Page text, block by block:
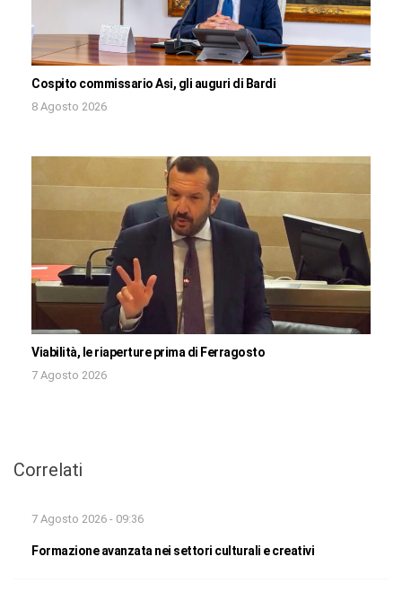
Cospito commissario Asi, gli auguri di Bardi
8 Agosto 2026
Viabilità, le riaperture prima di Ferragosto
7 Agosto 2026
Correlati
7 Agosto 2026 - 09:36
Formazione avanzata nei settori culturali e creativi